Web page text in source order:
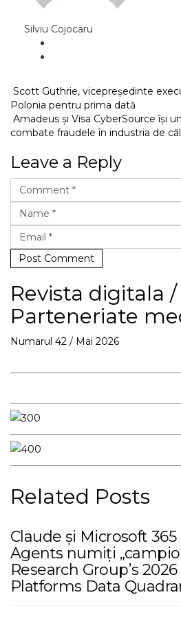
Silviu Cojocaru
Scott Guthrie, vicepreședinte
Polonia pentru prima dată
Amadeus și Visa CyberSource își
combate fraudele în industria de
Leave a Reply
Post Comment
Revista digitala /
Parteneriate
Numarul 42 / Mai 2026
Related Posts
Claude și Microsoft 365
Agents numiți
Research Group’s
Platforms Data